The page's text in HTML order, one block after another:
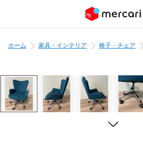
ホーム 家具・インテリア 椅子・チェア